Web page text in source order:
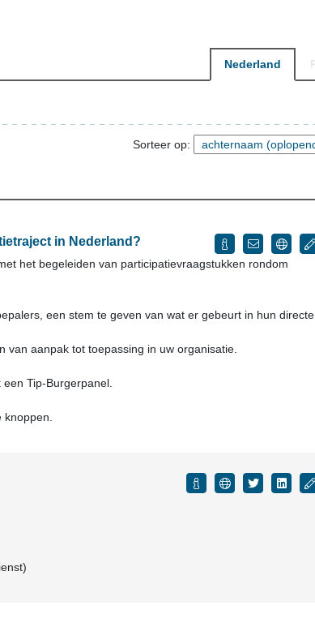
Nederland
Sorteer op:
in Nederland?
het begeleiden van participatievraagstukken rondom
een stem te geven van wat er gebeurt in hun directe
van aanpak tot toepassing in uw organisatie.
Tip-Burgerpanel.